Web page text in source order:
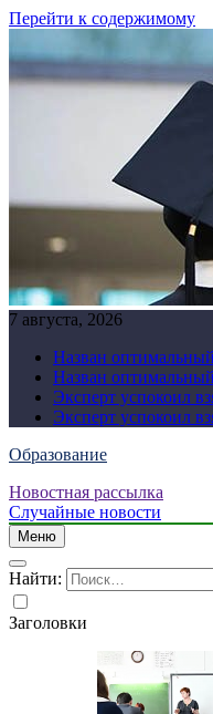
Перейти к содержимому
7 августа, 2026
Назван
Назван
Эксперт успокоил
Эксперт успокоил
Образование
Новостная рассылка
Случайные новости
Меню
Найти:
Заголовки